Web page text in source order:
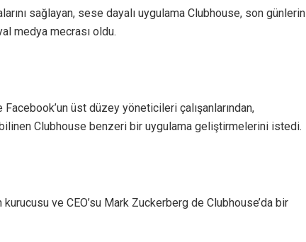
sağlayan, sese dayalı uygulama Clubhouse, son günlerin
medya mecrası oldu.
üst düzey yöneticileri çalışanlarından,
Clubhouse benzeri bir uygulama geliştirmelerini istedi.
ve CEO’su Mark Zuckerberg de Clubhouse’da bir